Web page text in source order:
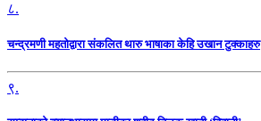
८.
चन्द्रमणी महतोद्वारा संकलित थारु भाषाका केहि उखान टुक्काहरु
९.